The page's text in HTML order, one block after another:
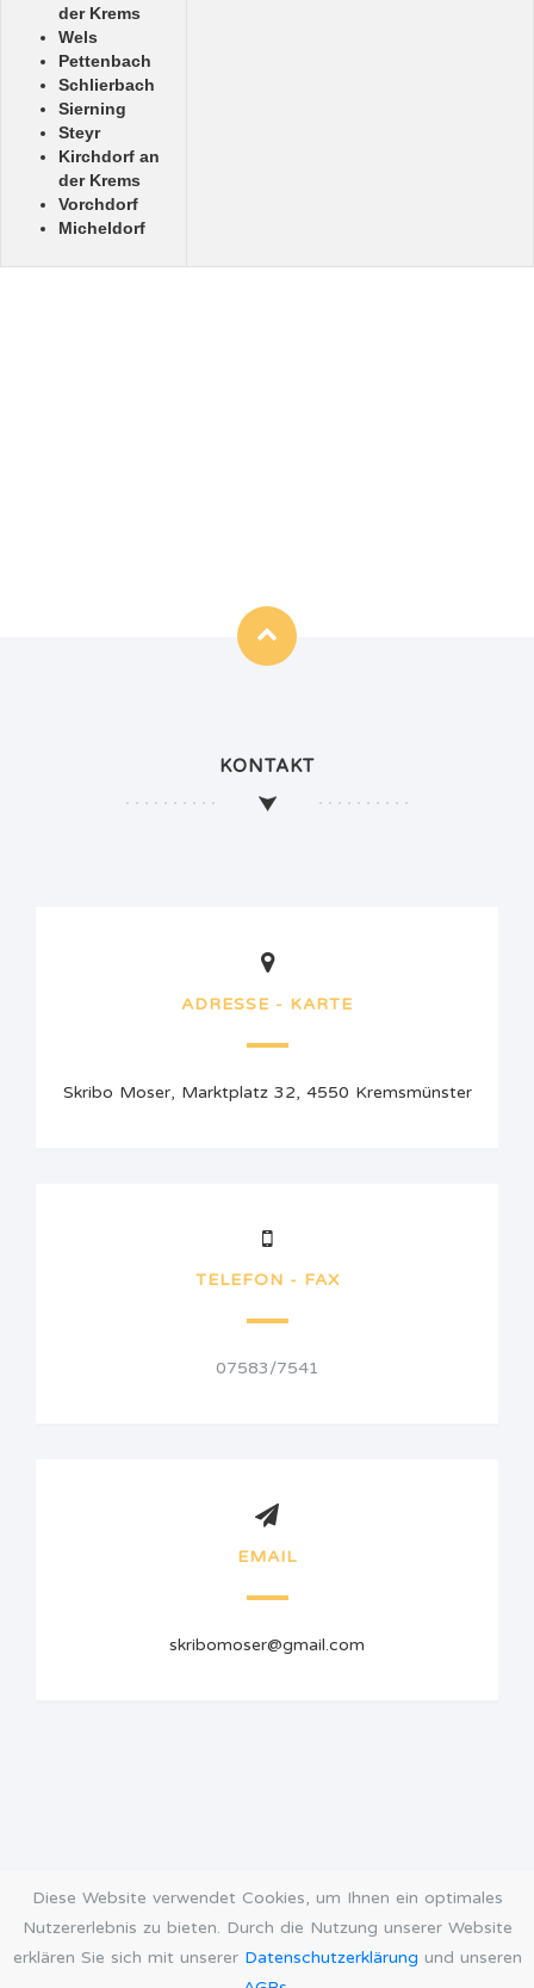
der Krems
Wels
Pettenbach
Schlierbach
Sierning
Steyr
Kirchdorf an
der Krems
Vorchdorf
Micheldorf
KONTAKT
ADRESSE - KARTE
Skribo Moser, Marktplatz 32, 4550 Kremsmünster
TELEFON - FAX
07583/7541
EMAIL
skribomoser@gmail.com
Diese Website verwendet Cookies, um Ihnen ein optimales
Nutzererlebnis zu bieten. Durch die Nutzung unserer Website
erklären Sie sich mit unserer Datenschutzerklärung und unseren